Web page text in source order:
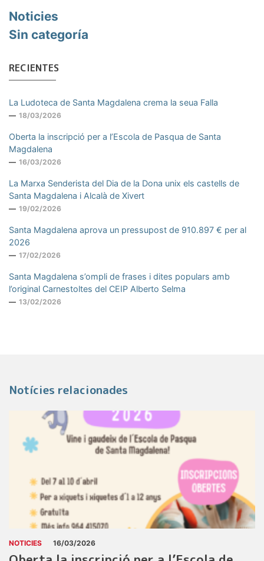
Noticies
Sin categoría
RECIENTES
La Ludoteca de Santa Magdalena crema la seua Falla
18/03/2026
Oberta la inscripció per a l’Escola de Pasqua de Santa
Magdalena
16/03/2026
La Marxa Senderista del Dia de la Dona unix els castells de
Santa Magdalena i Alcalà de Xivert
19/02/2026
Santa Magdalena aprova un pressupost de 910.897 € per al
2026
17/02/2026
Santa Magdalena s’ompli de frases i dites populars amb
l’original Carnestoltes del CEIP Alberto Selma
13/02/2026
Notícies relacionades
NOTICIES 16/03/2026